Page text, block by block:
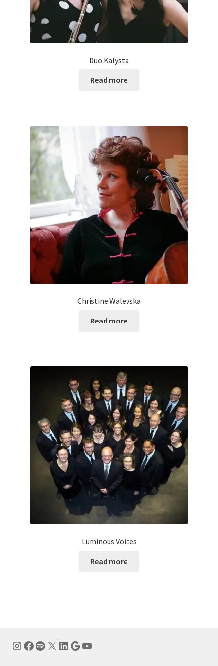
Duo Kalysta
Read more
Christine Walevska
Read more
Luminous Voices
Read more
Instagram
Facebook
Spotify
X LinkedIn
Google
YouTube